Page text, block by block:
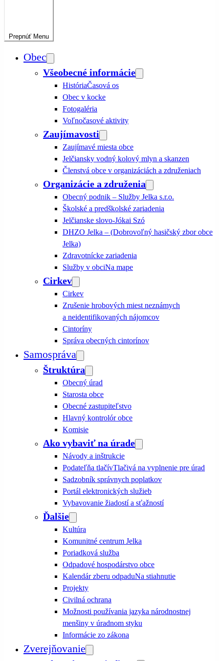
Prepnúť Menu
Obec
Všeobecné informácie
HistóriaČasová os
Obec v kocke
Fotogaléria
Voľnočasové aktivity
Zaujímavosti
Zaujímavé miesta obce
Jelčiansky vodný kolový mlyn a skanzen
Členstvá obce v organizáciách a združeniach
Organizácie a združenia
Obecný podnik – Služby Jelka s.r.o.
Školské a predškolské zariadenia
Jelčianske slovo-Jókai Szó
DHZO Jelka – (Dobrovoľný hasičský zbor obce
Jelka)
Zdravotnícke zariadenia
Služby v obciNa mape
Cirkev
Cirkev
Zrušenie hrobových miest neznámych
a neidentifikovaných nájomcov
Cintoríny
Správa obecných cintorínov
Samospráva
Štruktúra
Obecný úrad
Starosta obce
Obecné zastupiteľstvo
Hlavný kontrolór obce
Komisie
Ako vybaviť na úrade
Návody a inštrukcie
Podateľňa tlačívTlačivá na vyplnenie pre úrad
Sadzobník správnych poplatkov
Portál elektronických služieb
Vybavovanie žiadostí a sťažností
Ďalšie
Kultúra
Komunitné centrum Jelka
Poriadková služba
Odpadové hospodárstvo obce
Kalendár zberu odpaduNa stiahnutie
Projekty
Civilná ochrana
Možnosti používania jazyka národnostnej
menšiny v úradnom styku
Informácie zo zákona
Zverejňovanie